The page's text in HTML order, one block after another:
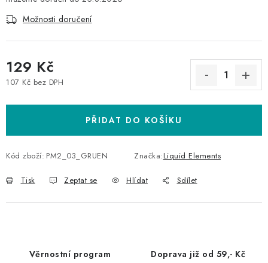
Možnosti doručení
129 Kč
107 Kč bez DPH
PŘIDAT DO KOŠÍKU
Kód zboží: PM2_03_GRUEN Značka:Liquid Elements
Tisk Zeptat se Hlídat Sdílet
Věrnostní program Doprava již od 59,- Kč